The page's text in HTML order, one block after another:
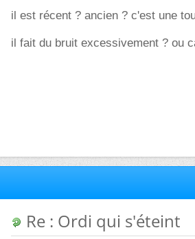
il est récent ? ancien ? c'est une
il fait du bruit excessivement ? ou
Re : Ordi qui s'éteint